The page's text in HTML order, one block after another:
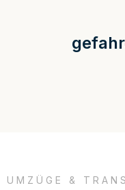
UMZÜGE &